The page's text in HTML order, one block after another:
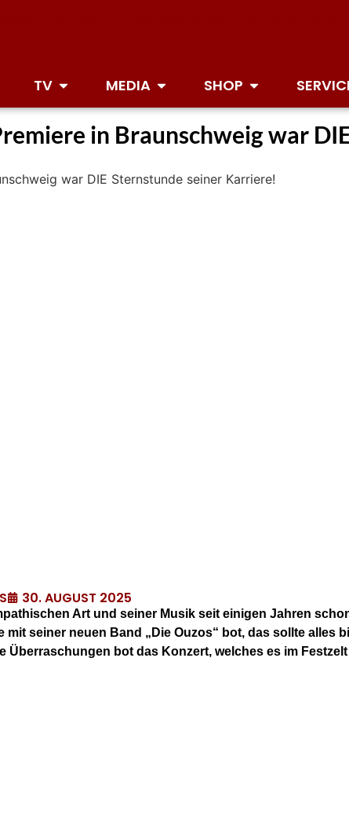
TV MEDIA SHOP
in Braunschweig war
30. AUGUST 2025
Art und seiner Musik seit einigen Jahren
mit seiner neuen Band „Die Ouzos“ bot, das sollte alles
Überraschungen bot das Konzert, welches es im